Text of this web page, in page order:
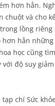
hơn hẳn.
và cho
lồng
hơn hẳn
học cũng
độ suy
chí Sức